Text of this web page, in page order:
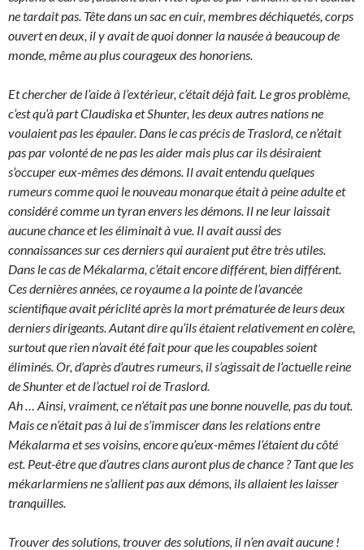
ne tardait pas. Tête dans un sac en cuir, membres déchiquetés, corps
ouvert en deux, il y avait de quoi donner la nausée à beaucoup de
monde, même au plus courageux des honoriens.
Et chercher de l’aide à l’extérieur, c’était déjà fait. Le gros problème,
c’est qu’à part Claudiska et Shunter, les deux autres nations ne
voulaient pas les épauler. Dans le cas précis de Traslord, ce n’était
pas par volonté de ne pas les aider mais plus car ils désiraient
s’occuper eux-mêmes des démons. Il avait entendu quelques
rumeurs comme quoi le nouveau monarque était à peine adulte et
considéré comme un tyran envers les démons. Il ne leur laissait
aucune chance et les éliminait à vue. Il avait aussi des
connaissances sur ces derniers qui auraient put être très utiles.
Dans le cas de Mékalarma, c’était encore différent, bien différent.
Ces dernières années, ce royaume a la pointe de l’avancée
scientifique avait périclité après la mort prématurée de leurs deux
derniers dirigeants. Autant dire qu’ils étaient relativement en colère,
surtout que rien n’avait été fait pour que les coupables soient
éliminés. Or, d’après d’autres rumeurs, il s’agissait de l’actuelle reine
de Shunter et de l’actuel roi de Traslord.
Ah … Ainsi, vraiment, ce n’était pas une bonne nouvelle, pas du tout.
Mais ce n’était pas à lui de s’immiscer dans les relations entre
Mékalarma et ses voisins, encore qu’eux-mêmes l’étaient du côté
est. Peut-être que d’autres clans auront plus de chance ? Tant que les
mékarlarmiens ne s’allient pas aux démons, ils allaient les laisser
tranquilles.
Trouver des solutions, trouver des solutions, il n’en avait aucune !